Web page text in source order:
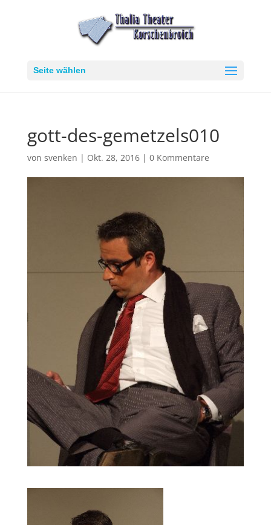
Seite wählen
gott-des-gemetzels010
von svenken | Okt. 28, 2016| 0 Kommentare